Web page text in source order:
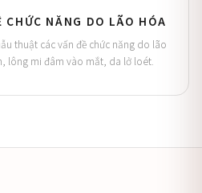
NĂNG DO LÃO HÓA
thuật các vấn đề chức năng do lão
lông mi đâm vào mắt, da lở loét.